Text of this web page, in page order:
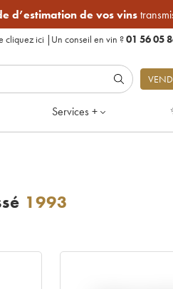
d’estimation de vos vins
cliquez ici | Un conseil en vin ?01 56 05
Services +
1993